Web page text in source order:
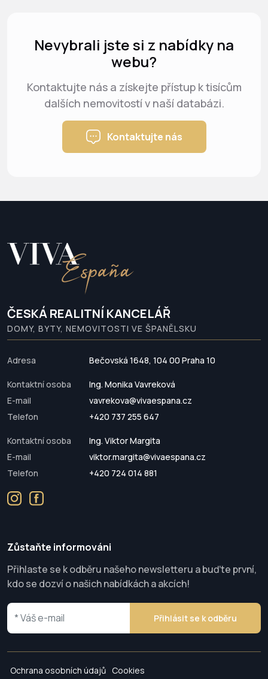
Nevybrali jste si z nabídky na
webu?
Kontaktujte nás a získejte přístup k tisícům
dalších nemovitostí v naší databázi.
Kontaktujte nás
ČESKÁ REALITNÍ KANCELÁŘ
DOMY, BYTY, NEMOVITOSTI VE ŠPANĚLSKU
Adresa Bečovská 1648, 104 00 Praha 10
Kontaktní osoba
Ing. Monika Vavreková
E-mail
vavrekova@vivaespana.cz
Telefon
+420 737 255 647
Kontaktní osoba
Ing. Viktor Margita
E-mail
viktor.margita@vivaespana.cz
Telefon
+420 724 014 881
Zůstaňte informováni
Přihlaste se k odběru našeho newsletteru a buďte první,
kdo se dozví o našich nabídkách a akcích!
Přihlásit se k odběru
Ochrana osobních údajů Cookies